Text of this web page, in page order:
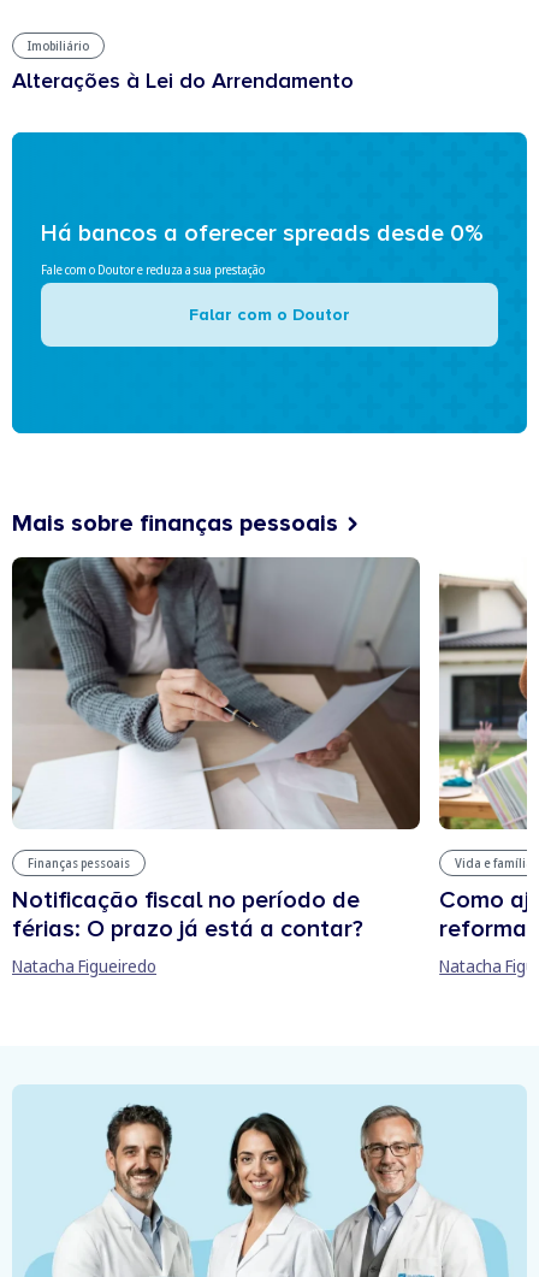
Imobiliário
Alterações à Lei do Arrendamento
Há bancos a oferecer spreads desde 0%
Fale com o Doutor e reduza a sua prestação
Falar com o Doutor
Mais sobre finanças pessoais
Finanças pessoais
Notificação fiscal no período de
férias: O prazo já está a contar?
Natacha Figueiredo
Vida e família
Como
reforma
Natacha